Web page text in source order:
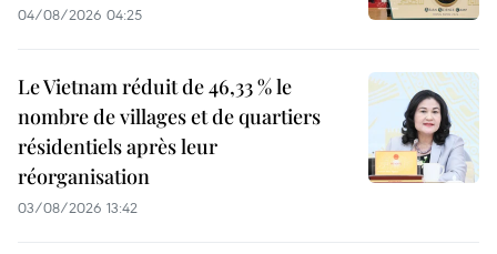
04/08/2026 04:25
Le Vietnam réduit de 46,33 % le
nombre de villages et de quartiers
résidentiels après leur
réorganisation
03/08/2026 13:42